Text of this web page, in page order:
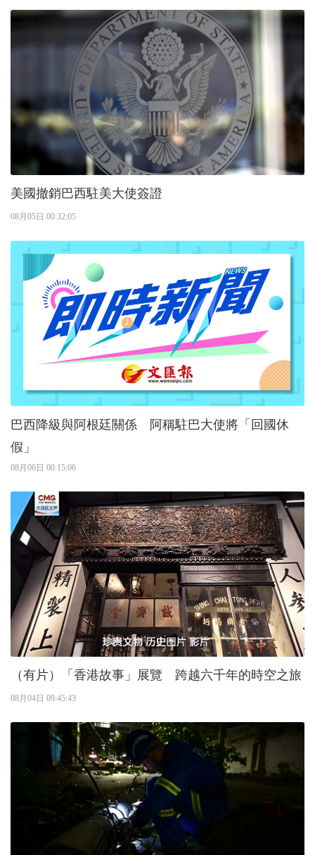
美國撤銷巴西駐美大使簽證
08月05日 00:32:05
巴西降級與阿根廷關係 阿稱駐巴大使將「回國休
假」
08月06日 00:15:06
（有片）「香港故事」展覽 跨越六千年的時空之旅
08月04日 09:45:43